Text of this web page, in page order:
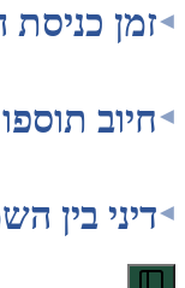
זמן
חיוב
דיני בין